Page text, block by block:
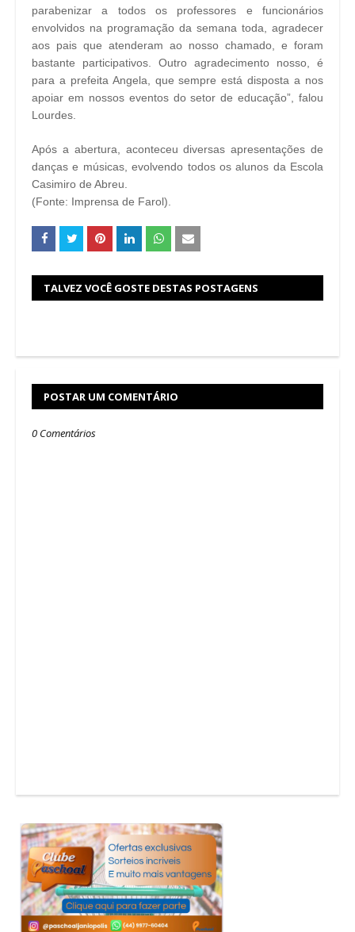
parabenizar a todos os professores e funcionários
envolvidos na programação da semana toda, agradecer
aos pais que atenderam ao nosso chamado, e foram
bastante participativos. Outro agradecimento nosso, é
para a prefeita Angela, que sempre está disposta a nos
apoiar em nossos eventos do setor de educação”, falou
Lourdes.
Após a abertura, aconteceu diversas apresentações de
danças e músicas, evolvendo todos os alunos da Escola
Casimiro de Abreu.
(Fonte: Imprensa de Farol).
TALVEZ VOCÊ GOSTE DESTAS POSTAGENS
POSTAR UM COMENTÁRIO
0 Comentários